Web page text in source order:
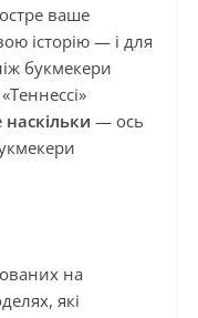
ваше
історію — і для
букмекери
наскільки — ось
на
які